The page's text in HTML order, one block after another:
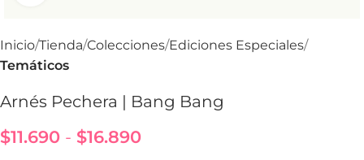
Inicio Tienda Colecciones Ediciones Especiales
Temáticos
Arnés Pechera | Bang Bang
$11.690 - $16.890